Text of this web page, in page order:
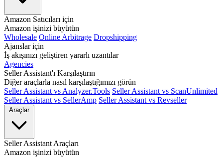
Amazon Satıcıları için
Amazon işinizi büyütün
Wholesale Online Arbitrage Dropshipping
Ajanslar için
İş akışınızı geliştiren yararlı uzantılar
Agencies
Seller Assistant'ı Karşılaştırın
Diğer araçlarla nasıl karşılaştığımızı görün
Seller Assistant vs Analyzer.Tools Seller Assistant vs ScanUnlimited
Seller Assistant vs SellerAmp Seller Assistant vs Revseller
Araçlar
Seller Assistant Araçları
Amazon işinizi büyütün